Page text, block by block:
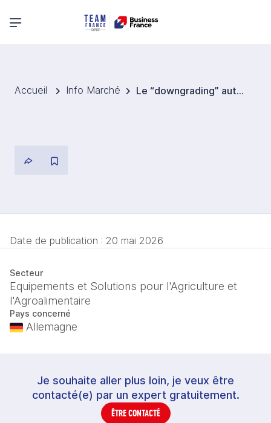
Menu principal
Accueil Info Marché Le “downgrading” autorisé pour plus de flexibilité en Allemagne
Date de publication : 20 mai 2026
Secteur
Equipements et Solutions pour l'Agriculture et
l'Agroalimentaire
Pays concerné
Allemagne
Je souhaite aller plus loin, je veux être
contacté(e) par un expert gratuitement.
ÊTRE CONTACTÉ